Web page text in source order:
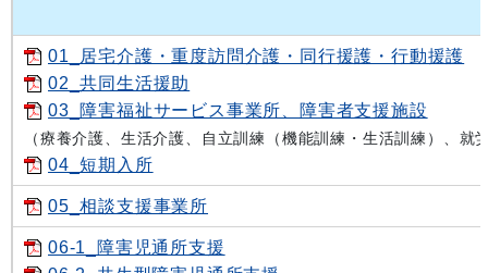
01_居宅介護・重度訪問介護・同行援護・行動援護
02_共同生活援助
03_障害福祉サービス事業所、障害者支援施設
（療養介護、生活介護、自立訓練（機能訓練・生活訓練）、
04_短期入所
05_相談支援事業所
06-1_障害児通所支援